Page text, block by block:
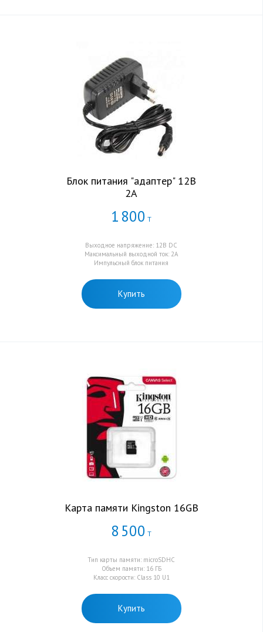
Блок питания "адаптер" 12В
2А
1 800 Т
Выходное напряжение: 12В DC
Максимальный выходной ток: 2А
Импульсный блок питания
Купить
Карта памяти Kingston 16GB
8 500 Т
Тип карты памяти: microSDHC
Объем памяти: 16 ГБ
Класс скорости: Class 10 U1
Купить